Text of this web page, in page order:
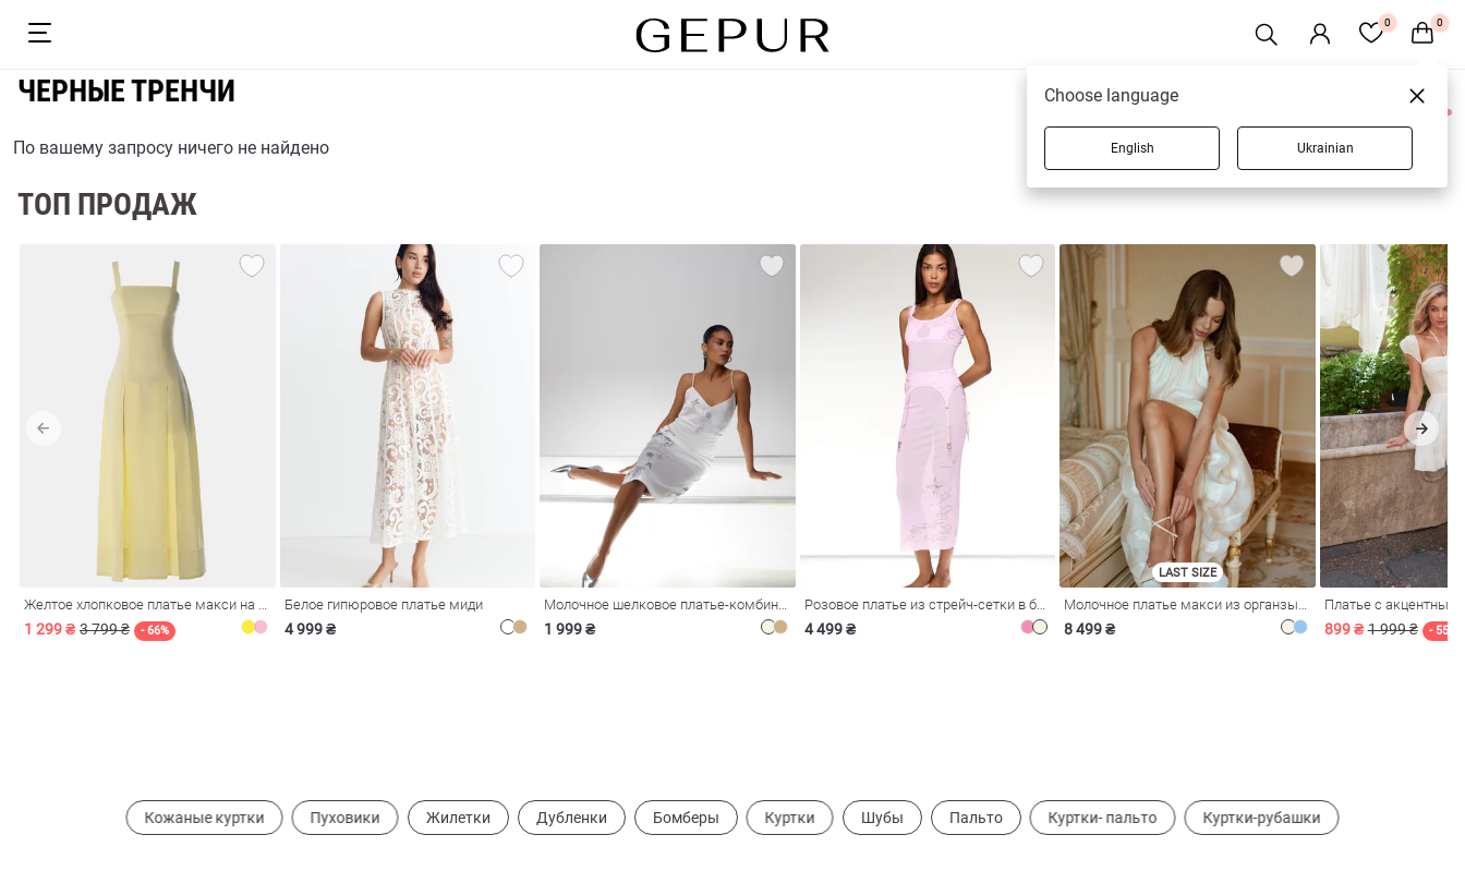
0 0
ЧЕРНЫЕ ТРЕНЧИ
0 товаров
По вашему запросу ничего не найдено
ТОП ПРОДАЖ
1 299 ₴ 3 799 ₴ - 66%
Белое гипюровое платье миди
4 999 ₴ 1 999 ₴
Розовое платье из стрейч-сетки в бельевом стиле
4 499 ₴
LAST SIZE
8 499 ₴
Платье с
899 ₴ 1 999 ₴ - 55%
Кожаные куртки Пуховики Жилетки Дубленки Бомберы Куртки Шубы Пальто Куртки- пальто Куртки-рубашки
Choose language
English Ukrainian